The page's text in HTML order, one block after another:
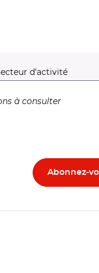
obligatoire)
à consulter